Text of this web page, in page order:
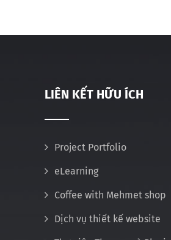
LIÊN KẾT HỮU ÍCH
Project Portfolio
eLearning
Coffee with Mehmet shop
Dịch vụ thiết kế website